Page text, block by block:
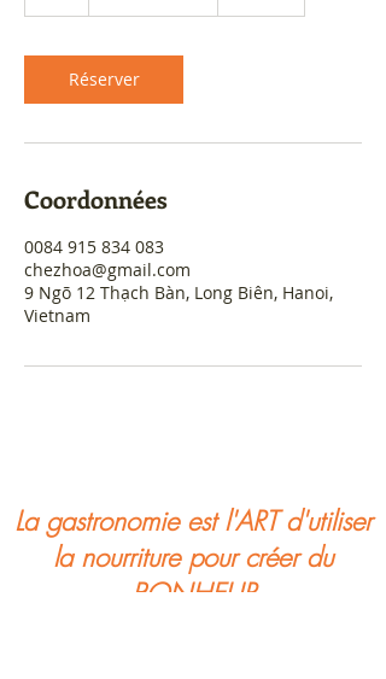
Réserver
Coordonnées
0084 915 834 083
chezhoa@gmail.com
9 Ngõ 12 Thạch Bàn, Long Biên, Hanoi,
Vietnam
La gastronomie est l'ART d'utiliser
la nourriture pour créer du
BONHEUR